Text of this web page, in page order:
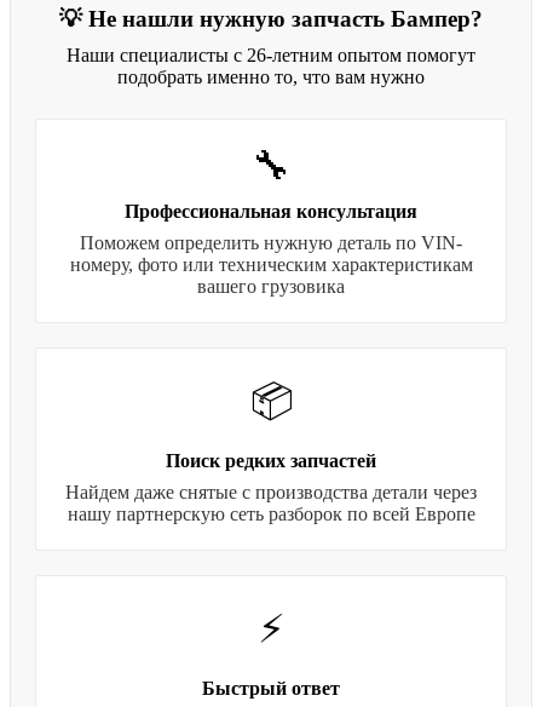
💡 Не нашли нужную запчасть Бампер?
Наши специалисты с 26-летним опытом помогут
подобрать именно то, что вам нужно
🔧
Профессиональная консультация
Поможем определить нужную деталь по VIN-
номеру, фото или техническим характеристикам
вашего грузовика
📦
Поиск редких запчастей
Найдем даже снятые с производства детали через
нашу партнерскую сеть разборок по всей Европе
⚡
Быстрый ответ